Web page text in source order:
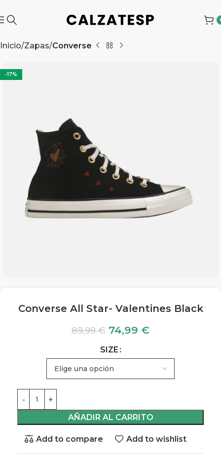
Inicio Zapas Converse
-17%
Converse All Star- Valentines Black
89,99€ 74,99 €
SIZE
AÑADIR AL CARRITO
Add to compare Add to wishlist